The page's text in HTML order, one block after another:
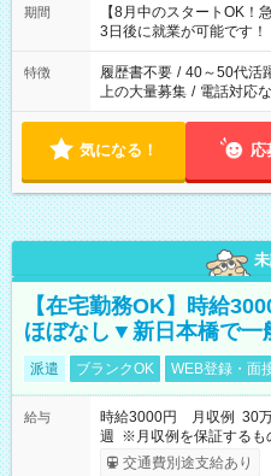
「できれば残業はしたく
ね。 ※Wワーク希望の方へ 今ご覧のお仕事で希望する勤務時間
と、もう1つのお仕事の
合は応募できません。
期間
【8月中のスタートOK
3日後に就業が可能です！
特徴 履歴書不要 / 40～50代活
上の大量募集 / 電話対応
気になる！ 応
【在宅勤務OK】時給
ほぼなし▼新日本橋で一
派遣 ブランクOK WEB登録・面
給与
時給3000円 月収例 30
週 ※月収例を保証するも
ービス利用可（利用条件有
交通費別途支給あり